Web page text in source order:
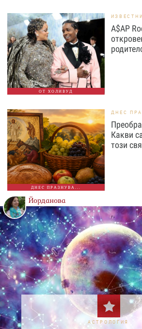
ОТ ХОЛИВУД
ИЗВЕСТНИ
A$AP
ДНЕС ПРАЗНУВА...
ДНЕС
Какви
този
Йорданова
АСТРОЛОГИЯ